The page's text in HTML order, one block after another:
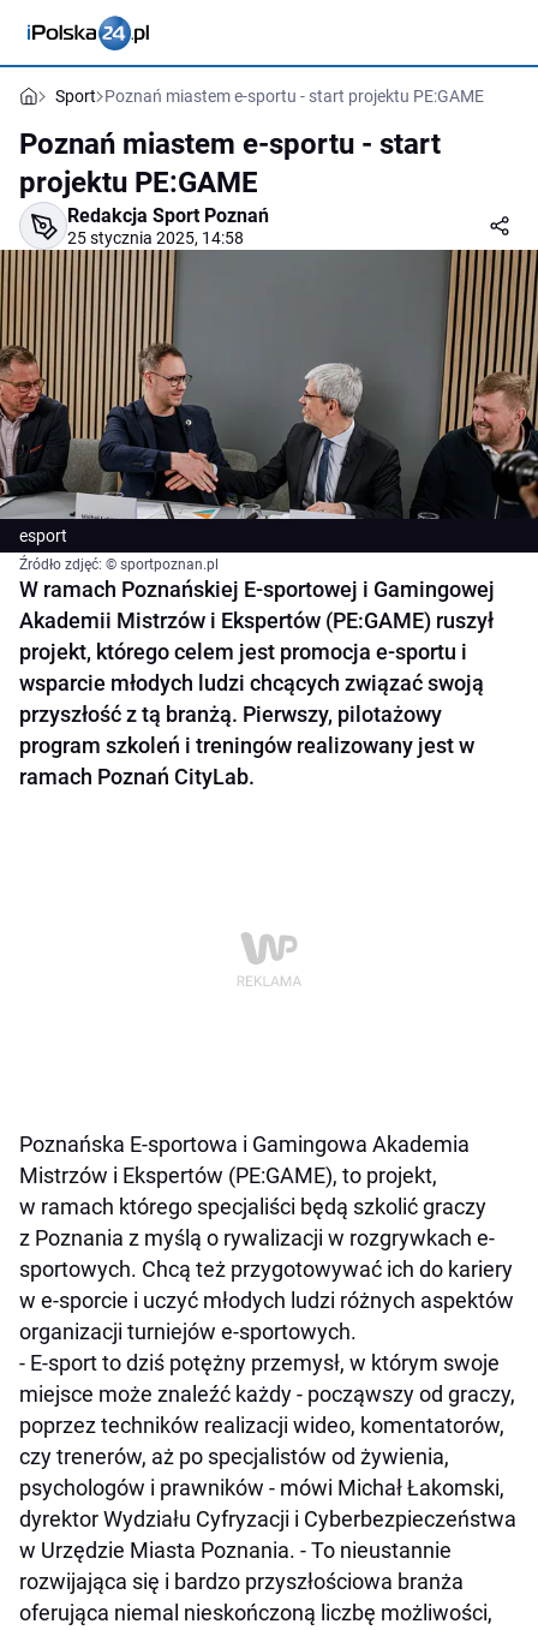
Sport Poznań miastem e-sportu - start projektu PE:GAME
Poznań miastem e-sportu - start
projektu PE:GAME
Redakcja Sport Poznań
25 stycznia 2025, 14:58
esport
Źródło zdjęć: © sportpoznan.pl
W ramach Poznańskiej E-sportowej i Gamingowej
Akademii Mistrzów i Ekspertów (PE:GAME) ruszył
projekt, którego celem jest promocja e-sportu i
wsparcie młodych ludzi chcących związać swoją
przyszłość z tą branżą. Pierwszy, pilotażowy
program szkoleń i treningów realizowany jest w
ramach Poznań CityLab.
Poznańska E-sportowa i Gamingowa Akademia
Mistrzów i Ekspertów (PE:GAME), to projekt,
w ramach którego specjaliści będą szkolić graczy
z Poznania z myślą o rywalizacji w rozgrywkach e-
sportowych. Chcą też przygotowywać ich do kariery
w e-sporcie i uczyć młodych ludzi różnych aspektów
organizacji turniejów e-sportowych.
- E-sport to dziś potężny przemysł, w którym swoje
miejsce może znaleźć każdy - począwszy od graczy,
poprzez techników realizacji wideo, komentatorów,
czy trenerów, aż po specjalistów od żywienia,
psychologów i prawników - mówi Michał Łakomski,
dyrektor Wydziału Cyfryzacji i Cyberbezpieczeństwa
w Urzędzie Miasta Poznania. - To nieustannie
rozwijająca się i bardzo przyszłościowa branża
oferująca niemal nieskończoną liczbę możliwości,